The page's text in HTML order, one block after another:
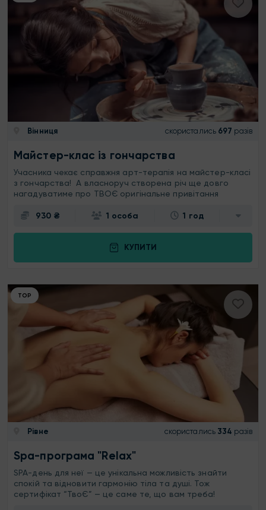
Вінниця скористались 697 разів
Майстер-клас із гончарства
Учасника чекає справжня арт-терапія на майстер-класі
з гончарства! А власноруч створена річ ще довго
нагадуватиме про ТВОЄ оригінальне привітання
930 ₴ 1 особа 1 год
КУПИТИ
ТОР
Рівне скористались 334 разів
Spa-програма "Relax"
SPA-день для неї — це унікальна можливість знайти
спокій та відновити гармонію тіла та душі. Тож
сертифікат “ТвоЄ” — це саме те, що вам треба!